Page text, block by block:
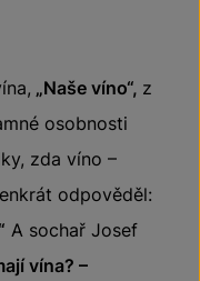
„Naše víno“, z
osobnosti
zda víno –
odpověděl:
A sochař Josef
vína? –